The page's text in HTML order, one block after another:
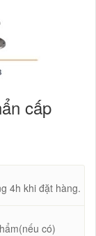
cấp
4h khi đặt hàng.
có)